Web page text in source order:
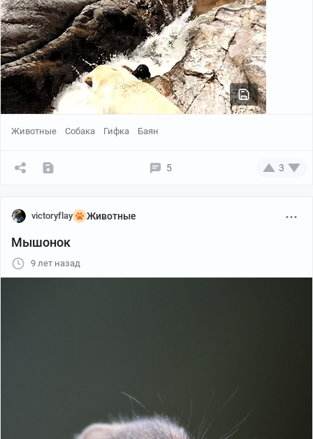
Животные Собака Гифка Баян
5 3
victoryflay Животные
Мышонок
9 лет назад